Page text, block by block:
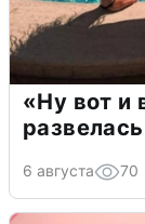
«Ну вот и
6 августа 70